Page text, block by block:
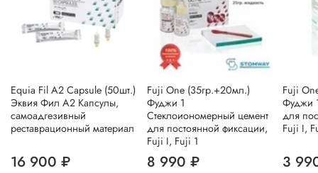
Equia Fil A2 Capsule (50шт.)
Эквия Фил А2 Капсулы,
cамоадгезивный
реставрационный материал
16 900 ₽
Fuji One (35гр.+20мл.)
Фуджи 1
Стеклоиономерный цемент
для постоянной фиксации,
Fuji I, Fuji 1
8 990 ₽
Fuji
Фуджи
для
Fuji I,
3